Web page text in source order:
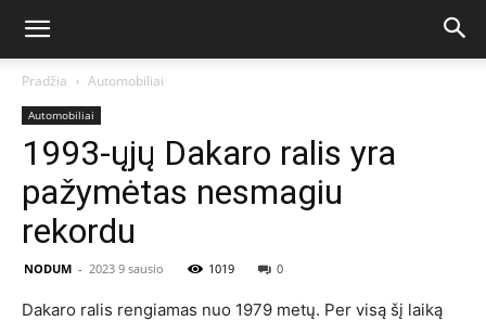
Pradžia Automobiliai
Automobiliai
1993-ųjų Dakaro ralis yra
pažymėtas nesmagiu
rekordu
NODUM - 2023 9 sausio 1019 0
Dakaro ralis rengiamas nuo 1979 metų. Per visą šį laiką